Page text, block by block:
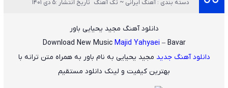
دسته بندی : آهنگ ایرانی ~ تک آهنگ تاریخ انتشار :5 دی 1401
دانلود آهنگ مجید یحیایی باور
Download New MusicMajid Yahyaei – Bavar
دانلود آهنگ جدید مجید یحیایی به نام باور به همراه متن ترانه با
بهترین کیفیت و لینک دانلود مستقیم